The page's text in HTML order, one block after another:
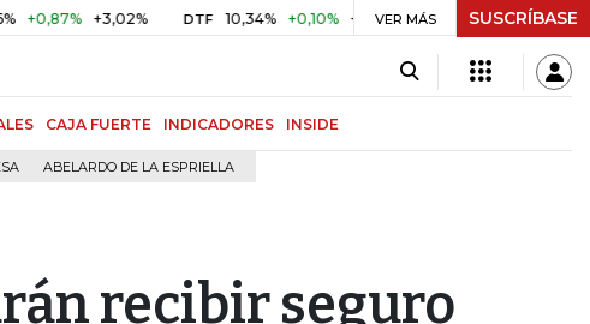
+3,02% DTF 10,34% +0,10% +0,98% UVR $ 416,96 +$ 0,05
VER MÁS SUSCRÍBASE
CAJA FUERTE INDICADORES INSIDE
ABELARDO DE LA ESPRIELLA
recibir seguro